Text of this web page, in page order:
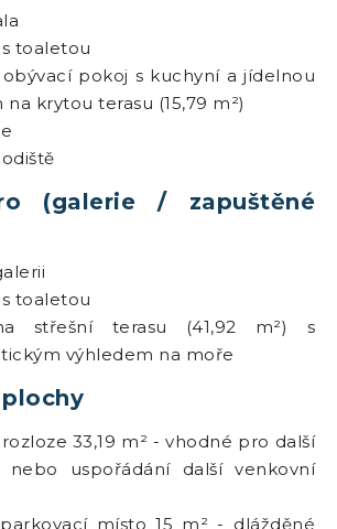
toaletou
pokoj s kuchyní a jídelnou
krytou terasu (15,79 m²)
(galerie / zapuštěné
toaletou
střešní terasu (41,92 m²) s
výhledem na moře
33,19 m² - vhodné pro další
nebo uspořádání další venkovní
místo 15 m² - dlážděné